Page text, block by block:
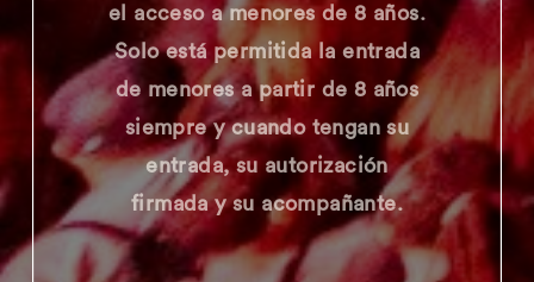
el acceso a menores de 8 años.
Solo está permitida la entrada
de menores a partir de 8 años
siempre y cuando tengan su
entrada, su autorización
firmada y su acompañante.